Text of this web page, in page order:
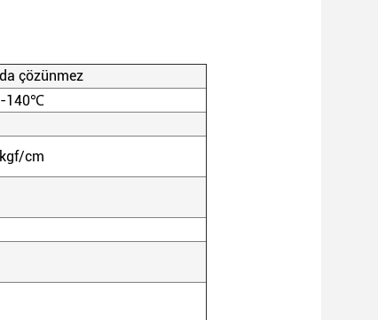
çözünmez
140℃
cm